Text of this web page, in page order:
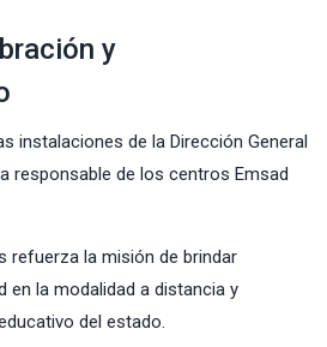
y
instalaciones de la Dirección General
responsable de los centros Emsad
refuerza la misión de brindar
en la modalidad a distancia y
del estado.